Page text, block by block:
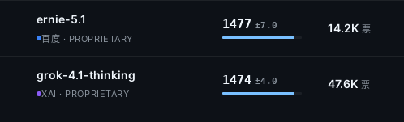
ernie-5.1
百度 · PROPRIETARY
1477 ±7.0 14.2K 票
grok-4.1-thinking
XAI · PROPRIETARY
1474 ±4.0 47.6K 票